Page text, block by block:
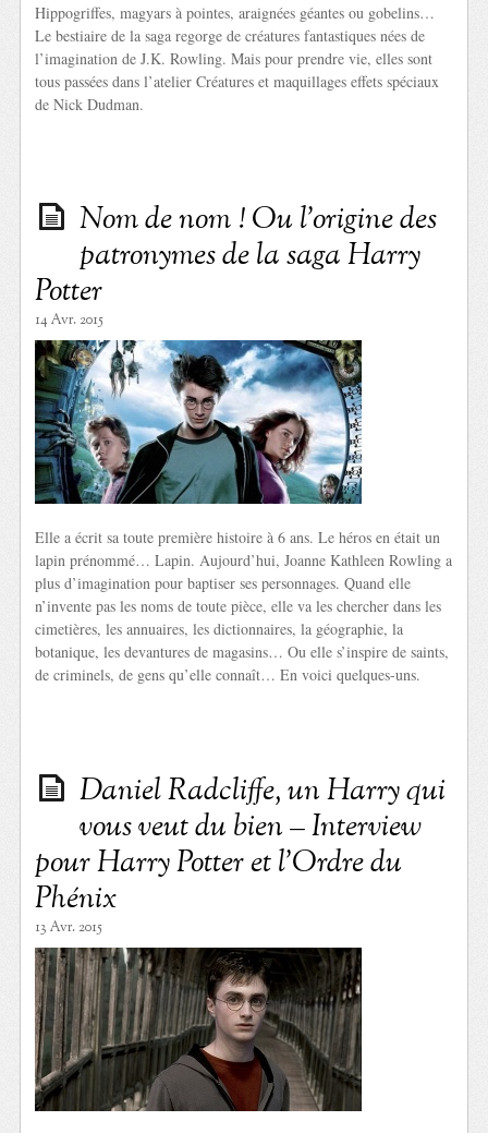
Hippogriffes, magyars à pointes, araignées géantes ou gobelins…
Le bestiaire de la saga regorge de créatures fantastiques nées de
l’imagination de J.K. Rowling. Mais pour prendre vie, elles sont
tous passées dans l’atelier Créatures et maquillages effets spéciaux
de Nick Dudman.
Nom de nom ! Ou l’origine des
patronymes de la saga Harry
Potter
14 Avr. 2015
Elle a écrit sa toute première histoire à 6 ans. Le héros en était un
lapin prénommé… Lapin. Aujourd’hui, Joanne Kathleen Rowling a
plus d’imagination pour baptiser ses personnages. Quand elle
n’invente pas les noms de toute pièce, elle va les chercher dans les
cimetières, les annuaires, les dictionnaires, la géographie, la
botanique, les devantures de magasins… Ou elle s’inspire de saints,
de criminels, de gens qu’elle connaît… En voici quelques-uns.
Daniel Radcliffe, un Harry qui
vous veut du bien – Interview
pour Harry Potter et l’Ordre du
Phénix
13 Avr. 2015